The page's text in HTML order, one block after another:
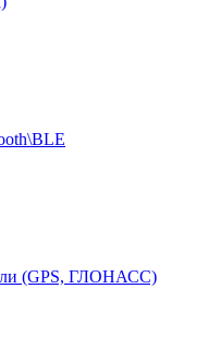
(GPS, ГЛОНАСС)